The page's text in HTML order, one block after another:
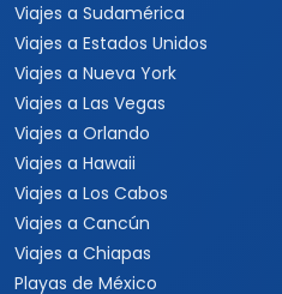
Viajes a Sudamérica
Viajes a Estados Unidos
Viajes a Nueva York
Viajes a Las Vegas
Viajes a Orlando
Viajes a Hawaii
Viajes a Los Cabos
Viajes a Cancún
Viajes a Chiapas
Playas de México